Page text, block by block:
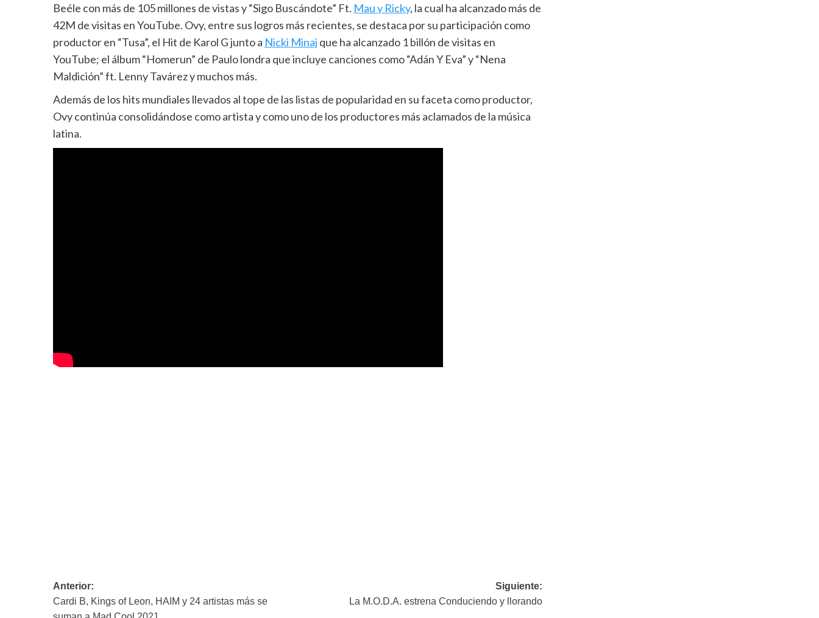
Beéle con más de 105 millones de vistas y “Sigo Buscándote” Ft. Mau y Ricky, la cual ha alcanzado más de
42M de visitas en YouTube. Ovy, entre sus logros más recientes, se destaca por su participación como
productor en “Tusa”, el Hit de Karol G junto a Nicki Minaj que ha alcanzado 1 billón de visitas en
YouTube; el álbum “Homerun” de Paulo londra que incluye canciones como “Adán Y Eva” y “Nena
Maldición” ft. Lenny Tavárez y muchos más.
Además de los hits mundiales llevados al tope de las listas de popularidad en su faceta como productor,
Ovy continúa consolidándose como artista y como uno de los productores más aclamados de la música
latina.
Navegación
de
Anterior:
Cardi B, Kings of Leon, HAIM y 24 artistas más se
Siguiente:
La M.O.D.A. estrena Conduciendo y llorando